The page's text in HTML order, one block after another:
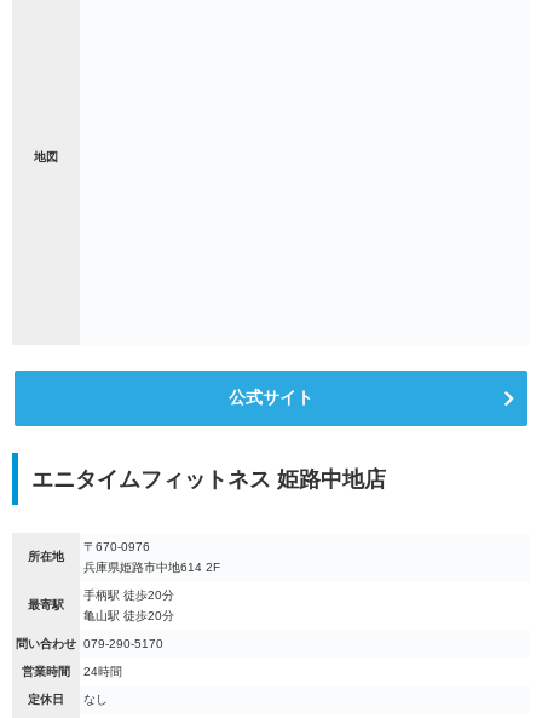
地図
公式サイト
エニタイムフィットネス 姫路中地店
所在地
〒670-0976
兵庫県姫路市中地614 2F
最寄駅
手柄駅 徒歩20分
亀山駅 徒歩20分
問い合わせ 079-290-5170
営業時間 24時間
定休日 なし